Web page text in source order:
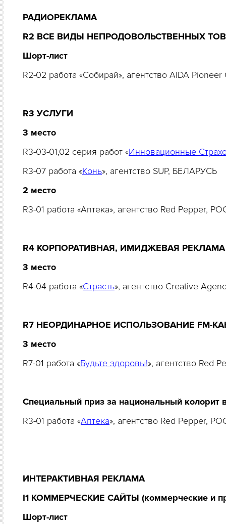
РАДИОРЕКЛАМА
R2 ВСЕ ВИДЫ НЕПРОДОВОЛЬСТВЕННЫХ
Шорт-лист
R2-02 работа «Собирай», агентство AIDA
R3 УСЛУГИ
3 место
R3-03-01,02 серия работ «Инновационные
R3-07 работа «Конь», агентство SUP, БЕЛАРУСЬ
2 место
R3-01 работа «Аптека», агентство Red Pepper,
R4 КОРПОРАТИВНАЯ, ИМИДЖЕВАЯ РЕКЛАМА
3 место
R4-04 работа «Страсть», агентство Creative
R7 НЕОРДИНАРНОЕ ИСПОЛЬЗОВАНИЕ FM-
3 место
R7-01 работа «Будьте здоровы!», агентство Red
Специальный приз за национальный колорит
R3-01 работа «Аптека», агентство Red Pepper,
ИНТЕРАКТИВНАЯ РЕКЛАМА
I1 КОММЕРЧЕСКИЕ САЙТЫ (коммерческие и
Шорт-лист